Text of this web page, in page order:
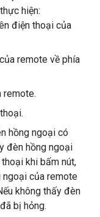
hiện:
điện thoại của
remote về phía
remote.
hồng ngoại có
đèn hồng ngoại
khi bấm nút,
ngoại của remote
không thấy đèn
bị hỏng.